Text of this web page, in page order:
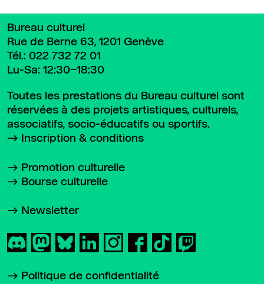
Bureau culturel
Rue de Berne 63, 1201 Genève
Tél.: 022 732 72 01
Lu-Sa: 12:30–18:30
Toutes les prestations du Bureau culturel sont
réservées à des projets artistiques, culturels,
associatifs, socio-éducatifs ou sportifs.
Inscription & conditions
Promotion culturelle
Bourse culturelle
Newsletter
Politique de confidentialité